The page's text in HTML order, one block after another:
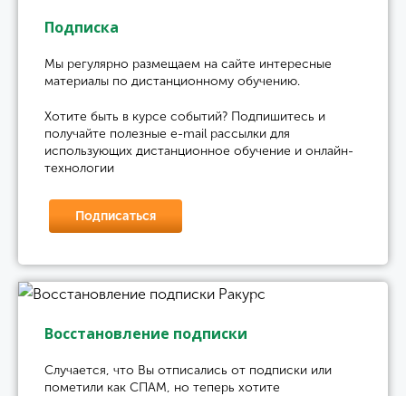
Подписка
Мы регулярно размещаем на сайте интересные
материалы по дистанционному обучению.
Хотите быть в курсе событий? Подпишитесь и
получайте полезные e-mail рассылки для
использующих дистанционное обучение и онлайн-
технологии
Подписаться
Восстановление подписки
Случается, что Вы отписались от подписки или
пометили как СПАМ, но теперь хотите